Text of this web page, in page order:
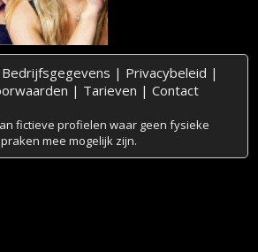
Bedrijfsgegevens | Privacybeleid |
| Tarieven | Contact
fictieve profielen waar geen fysieke
mee mogelijk zijn.